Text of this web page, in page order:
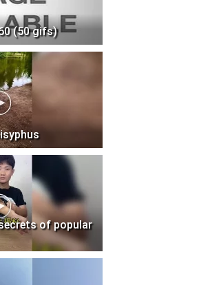
(50 gifs)
of popular